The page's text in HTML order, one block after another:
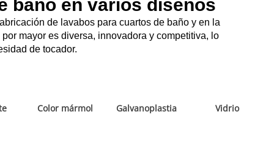
baño en varios diseños
de lavabos para cuartos de baño y en la
mayor es diversa, innovadora y competitiva, lo
de tocador.
Color mármol Galvanoplastia Vidrio